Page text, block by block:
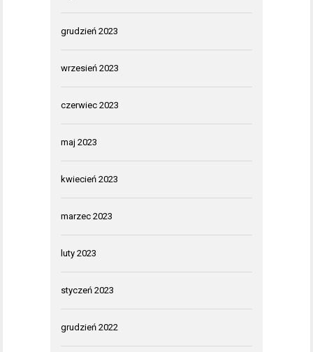
grudzień 2023
wrzesień 2023
czerwiec 2023
maj 2023
kwiecień 2023
marzec 2023
luty 2023
styczeń 2023
grudzień 2022